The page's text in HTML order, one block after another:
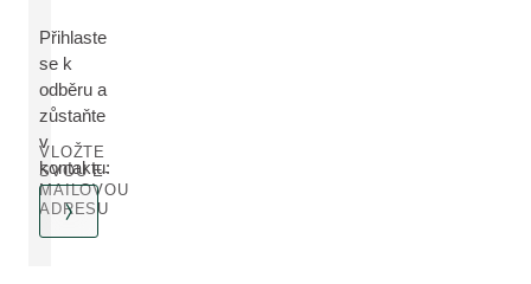
Přihlaste
se k
odběru a
zůstaňte
v
kontaktu:
VLOŽTE
SVOU E-
MAILOVOU
ADRESU